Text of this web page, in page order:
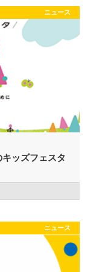
ニュース
ッズフェスタ
ニュース